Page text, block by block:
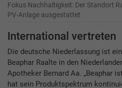
Fokus Nachhaltigkeit: Der Standort
PV-Anlage ausgestattet
International vertreten
Die deutsche Niederlassung ist
Beaphar Raalte in den
Apotheker Bernard Aa. „Beaphar
hat sein Produktspektrum